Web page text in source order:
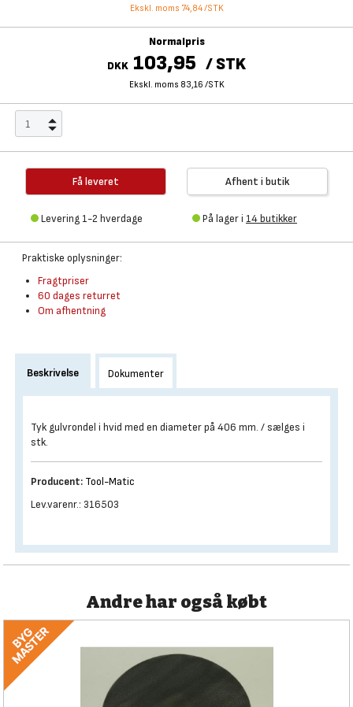
Ekskl. moms 74,84/STK
Normalpris
DKK 103,95 /STK
Ekskl. moms 83,16 /STK
Få leveret
Levering 1-2 hverdage
Afhent i butik
På lager i 14 butikker
Praktiske oplysninger:
Fragtpriser
60 dages returret
Om afhentning
Beskrivelse Dokumenter
Tyk gulvrondel i hvid med en diameter på 406 mm. / sælges i
stk.
Producent: Tool-Matic
Lev.varenr.: 316503
Andre har også købt